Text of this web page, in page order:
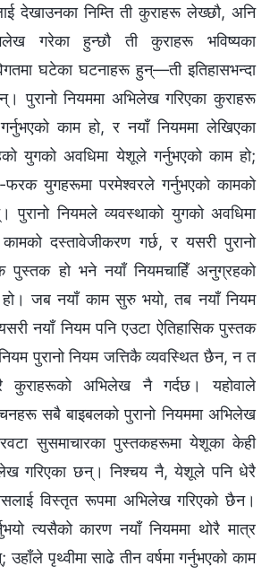
देखाउनका निम्ति ती कुराहरू लेख्छौ, अनि
गरेका हुन्छौ ती कुराहरू भविष्यका
घटेका घटनाहरू हुन्—ती इतिहासभन्दा
पुरानो नियममा अभिलेख गरिएका कुराहरू
काम हो, र नयाँ नियममा लेखिएका
युगको अवधिमा येशूले गर्नुभएको काम हो;
युगहरूमा परमेश्‍वरले गर्नुभएको कामको
पुरानो नियमले व्यवस्थाको युगको अवधिमा
दस्तावेजीकरण गर्छ, र यसरी पुरानो
पुस्तक हो भने नयाँ नियमचाहिँ अनुग्रहको
जब नयाँ काम सुरु भयो, तब नयाँ नियम
नयाँ नियम पनि एउटा ऐतिहासिक पुस्तक
पुरानो नियम जत्तिकै व्यवस्थित छैन, न त
अभिलेख नै गर्दछ। यहोवाले
सबै बाइबलको पुरानो नियममा अभिलेख
सुसमाचारका पुस्तकहरूमा येशूका केही
गरिएका छन्। निश्चय नै, येशूले पनि धेरै
विस्तृत रूपमा अभिलेख गरिएको छैन।
त्यसैको कारण नयाँ नियममा थोरै मात्र
पृथ्वीमा साढे तीन वर्षमा गर्नुभएको काम